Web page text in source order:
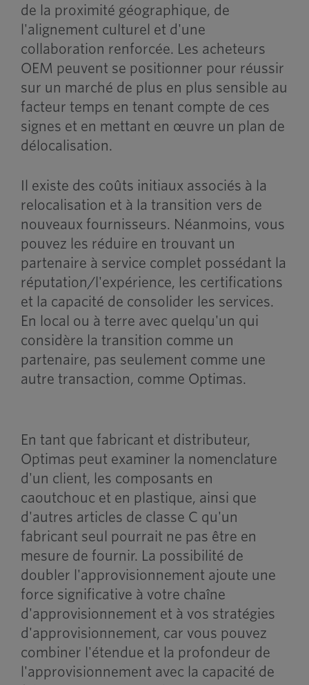
de la proximité géographique, de
l'alignement culturel et d'une
collaboration renforcée. Les acheteurs
OEM peuvent se positionner pour réussir
sur un marché de plus en plus sensible au
facteur temps en tenant compte de ces
signes et en mettant en œuvre un plan de
délocalisation.
Il existe des coûts initiaux associés à la
relocalisation et à la transition vers de
nouveaux fournisseurs. Néanmoins, vous
pouvez les réduire en trouvant un
partenaire à service complet possédant la
réputation/l'expérience, les certifications
et la capacité de consolider les services.
En local ou à terre avec quelqu'un qui
considère la transition comme un
partenaire, pas seulement comme une
autre transaction, comme Optimas.
En tant que fabricant et distributeur,
Optimas peut examiner la nomenclature
d'un client, les composants en
caoutchouc et en plastique, ainsi que
d'autres articles de classe C qu'un
fabricant seul pourrait ne pas être en
mesure de fournir. La possibilité de
doubler l'approvisionnement ajoute une
force significative à votre chaîne
d'approvisionnement et à vos stratégies
d'approvisionnement, car vous pouvez
combiner l'étendue et la profondeur de
l'approvisionnement avec la capacité de